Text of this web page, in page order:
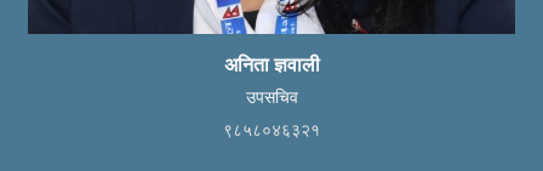
अनिता ज्ञवाली
उपसचिव
९८५८०४६३२१